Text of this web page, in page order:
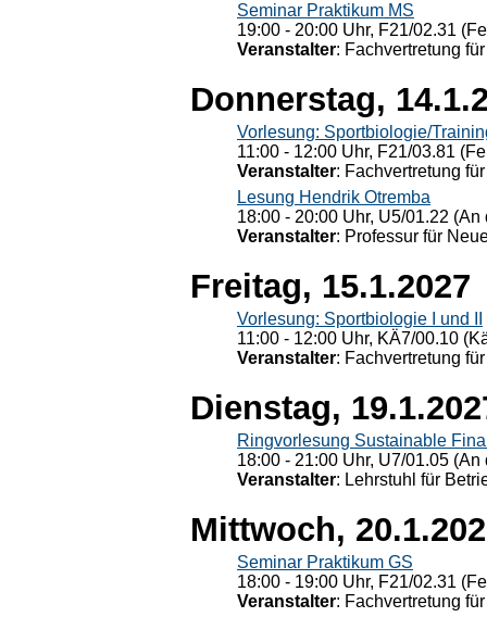
Seminar Praktikum MS
19:00 - 20:00 Uhr, F21/02.31
Veranstalter: Fachvertretung
Donnerstag,
Vorlesung: Sportbiologie/
11:00 - 12:00 Uhr, F21/03.81
Veranstalter: Fachvertretung
Lesung Hendrik Otremba
18:00 - 20:00 Uhr, U5/01.22
Veranstalter: Professur für
Freitag, 15.1.2027
Vorlesung: Sportbiologie I und II
11:00 - 12:00 Uhr, KÄ7/00.10
Veranstalter: Fachvertretung
Dienstag,
Ringvorlesung Sustainable
18:00 - 21:00 Uhr, U7/01.05
Veranstalter: Lehrstuhl für
Mittwoch,
Seminar Praktikum GS
18:00 - 19:00 Uhr, F21/02.31
Veranstalter: Fachvertretung